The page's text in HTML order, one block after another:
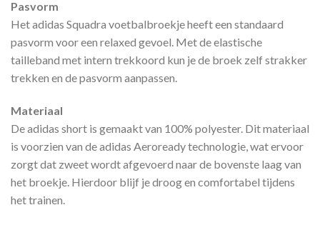
Pasvorm
Het adidas Squadra voetbalbroekje heeft een standaard
pasvorm voor een relaxed gevoel. Met de elastische
tailleband met intern trekkoord kun je de broek zelf strakker
trekken en de pasvorm aanpassen.
Materiaal
De adidas short is gemaakt van 100% polyester. Dit materiaal
is voorzien van de adidas Aeroready technologie, wat ervoor
zorgt dat zweet wordt afgevoerd naar de bovenste laag van
het broekje. Hierdoor blijf je droog en comfortabel tijdens
het trainen.